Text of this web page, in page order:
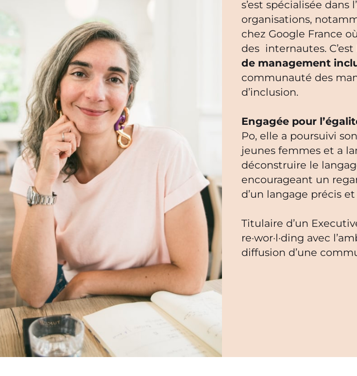
s’est spécialisée dans
organisations,
chez Google France
des internautes.
de management
communauté des
d’inclusion.
Engagée pour
Po, elle a poursuivi son
jeunes femmes et a
déconstruire le
encourageant un
d’un langage précis
Titulaire d’un
re·wor·l·ding avec
diffusion d’une